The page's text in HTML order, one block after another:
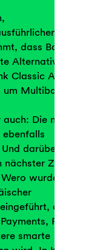
dass Banking4
Alternative zur
Classic App war,
Multibanking
Die neue GLS
darüber hinaus
Zeit
wurde bereits
der in
Request-
smarte